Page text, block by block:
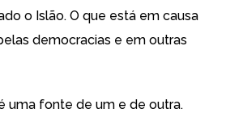
o Islão. O que está em causa
democracias e em outras
uma fonte de um e de outra.